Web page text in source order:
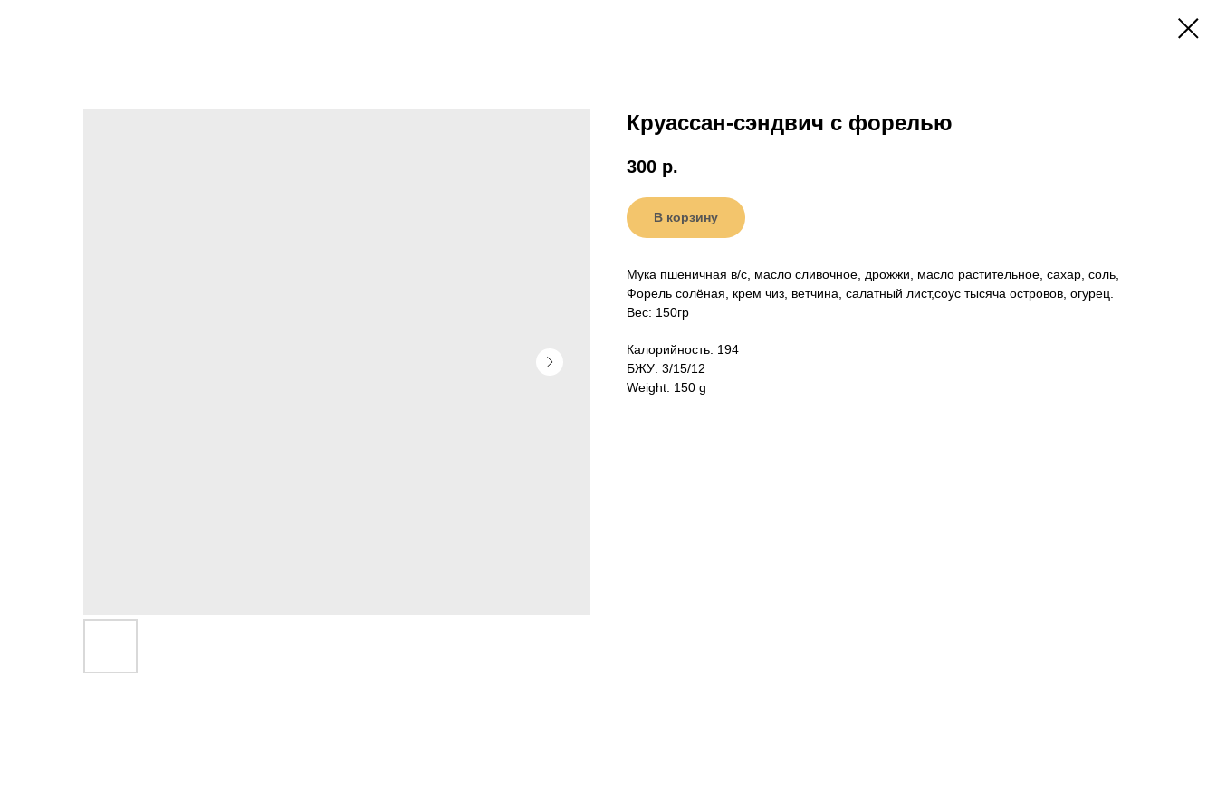
Круассан-сэндвич с форелью
300 р.
В корзину
Мука пшеничная в/с, масло сливочное, дрожжи, масло растительное, сахар, соль,
Форель солёная, крем чиз, ветчина, салатный лист,соус тысяча островов, огурец.
Вес: 150гр
Калорийность: 194
БЖУ: 3/15/12
Weight: 150 g